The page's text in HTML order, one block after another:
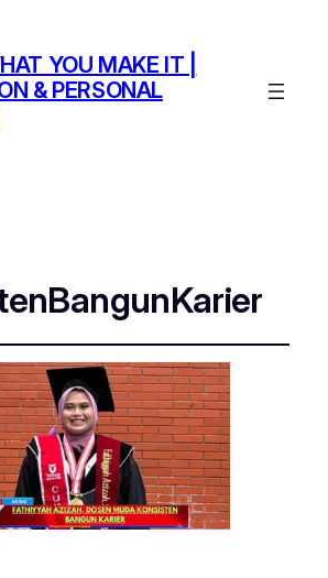
YOU MAKE IT |
& PERSONAL